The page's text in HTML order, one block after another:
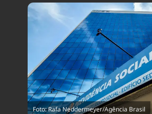
Foto: Rafa Neddermeyer/Agência Brasil